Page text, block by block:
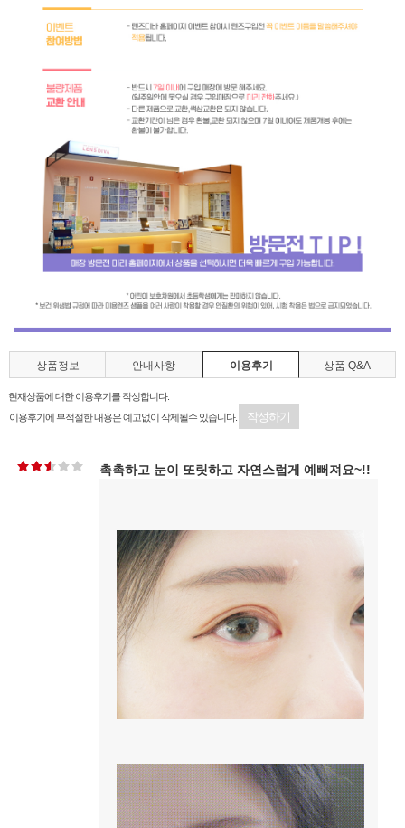
상품정보 안내사항 이용후기 상품 Q&A
현재상품에 대한 이용후기를 작성합니다.
이용후기에 부적절한 내용은 예고없이 삭제될수 있습니다.
작성하기
촉촉하고 눈이 또릿하고 자연스럽게 예뻐져요~!!